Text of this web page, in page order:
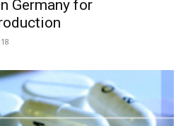
Germany for